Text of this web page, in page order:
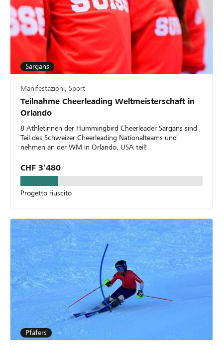
Sargans
Manifestazioni, Sport
Teilnahme Cheerleading Weltmeisterschaft in
Orlando
8 Athletinnen der Hummingbird Cheerleader Sargans sind
Teil des Schweizer Cheerleading Nationalteams und
nehmen an der WM in Orlando, USA teil!
CHF 3’480
Progetto riuscito
Pfäfers